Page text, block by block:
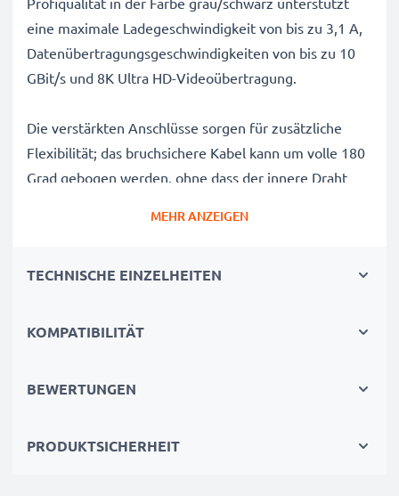
eine maximale Ladegeschwindigkeit von bis zu 3,1 A,
Datenübertragungsgeschwindigkeiten von bis zu 10
GBit/s und 8K Ultra HD-Videoübertragung.
Die verstärkten Anschlüsse sorgen für zusätzliche
Flexibilität; das bruchsichere Kabel kann um volle 180
Grad gebogen werden, ohne dass der innere Draht
superschnelles Laden; das 100 W USB C zu USB C
rechtwinkligen USB C-Kabelstecker.
CELLONIC® Daten- und Ladekabel /
MEHR ANZEIGEN
TECHNISCHE EINZELHEITEN
KOMPATIBILITÄT
BEWERTUNGEN
PRODUKTSICHERHEIT